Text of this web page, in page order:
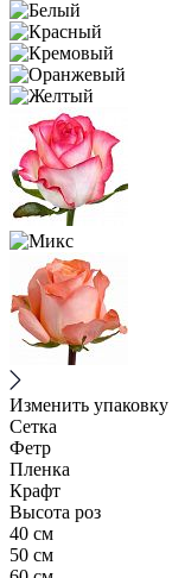
Изменить упаковку
Сетка
Фетр
Пленка
Крафт
Высота роз
40 см
50 см